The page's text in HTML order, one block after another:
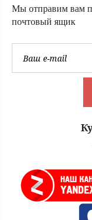
Мы отправим вам
почтовый ящик